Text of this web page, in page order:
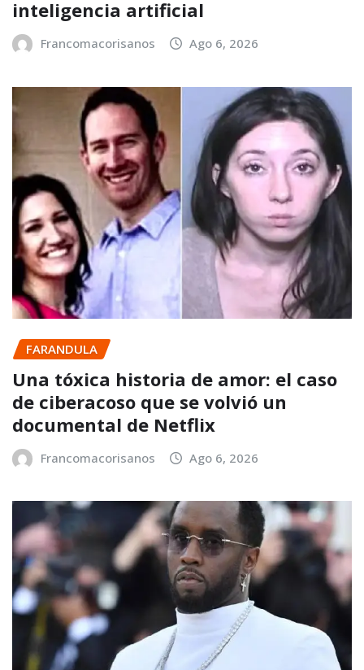
inteligencia artificial
Francomacorisanos Ago 6, 2026
FARANDULA
Una tóxica historia de amor: el caso
de ciberacoso que se volvió un
documental de Netflix
Francomacorisanos Ago 6, 2026